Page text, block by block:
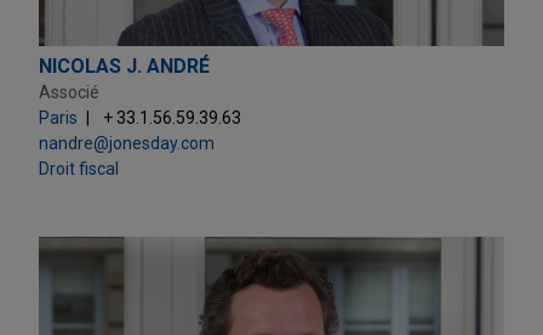
NICOLAS J. ANDRÉ
Associé
Paris
+ 33.1.56.59.39.63
nandre@jonesday.com
Droit fiscal